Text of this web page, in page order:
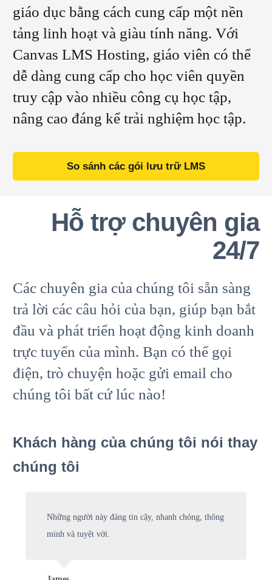
giáo dục bằng cách cung cấp một nền
tảng linh hoạt và giàu tính năng. Với
Canvas LMS Hosting, giáo viên có thể
dễ dàng cung cấp cho học viên quyền
truy cập vào nhiều công cụ học tập,
nâng cao đáng kể trải nghiệm học tập.
So sánh các gói lưu trữ LMS
Hỗ trợ chuyên gia
24/7
Các chuyên gia của chúng tôi sẵn sàng
trả lời các câu hỏi của bạn, giúp bạn bắt
đầu và phát triển hoạt động kinh doanh
trực tuyến của mình. Bạn có thể gọi
điện, trò chuyện hoặc gửi email cho
chúng tôi bất cứ lúc nào!
Khách hàng của chúng tôi nói thay
chúng tôi
Những người này đáng tin cậy, nhanh chóng, thông
minh và tuyệt vời.